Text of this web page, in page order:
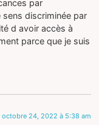
par
discriminée par
d avoir accès à
parce que je suis
octobre 24, 2022 à 5:38 am